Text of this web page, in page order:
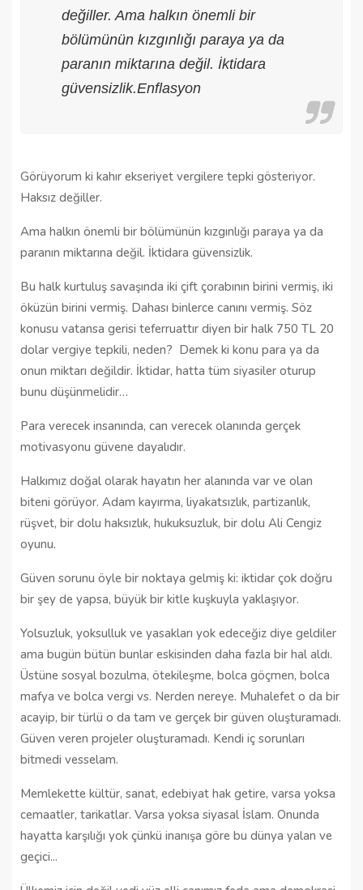
değiller. Ama halkın önemli bir
bölümünün kızgınlığı paraya ya da
paranın miktarına değil. İktidara
güvensizlik.Enflasyon
Görüyorum ki kahır ekseriyet vergilere tepki gösteriyor.
Haksız değiller.
Ama halkın önemli bir bölümünün kızgınlığı paraya ya da
paranın miktarına değil. İktidara güvensizlik.
Bu halk kurtuluş savaşında iki çift çorabının birini vermiş, iki
öküzün birini vermiş. Dahası binlerce canını vermiş. Söz
konusu vatansa gerisi teferruattır diyen bir halk 750 TL 20
dolar vergiye tepkili, neden? Demek ki konu para ya da
onun miktarı değildir. İktidar, hatta tüm siyasiler oturup
bunu düşünmelidir…
Para verecek insanında, can verecek olanında gerçek
motivasyonu güvene dayalıdır.
Halkımız doğal olarak hayatın her alanında var ve olan
biteni görüyor. Adam kayırma, liyakatsızlık, partizanlık,
rüşvet, bir dolu haksızlık, hukuksuzluk, bir dolu Ali Cengiz
oyunu.
Güven sorunu öyle bir noktaya gelmiş ki: iktidar çok doğru
bir şey de yapsa, büyük bir kitle kuşkuyla yaklaşıyor.
Yolsuzluk, yoksulluk ve yasakları yok edeceğiz diye geldiler
ama bugün bütün bunlar eskisinden daha fazla bir hal aldı.
Üstüne sosyal bozulma, ötekileşme, bolca göçmen, bolca
mafya ve bolca vergi vs. Nerden nereye. Muhalefet o da bir
acayip, bir türlü o da tam ve gerçek bir güven oluşturamadı.
Güven veren projeler oluşturamadı. Kendi iç sorunları
bitmedi vesselam.
Memlekette kültür, sanat, edebiyat hak getire, varsa yoksa
cemaatler, tarikatlar. Varsa yoksa siyasal İslam. Onunda
hayatta karşılığı yok çünkü inanışa göre bu dünya yalan ve
geçici...